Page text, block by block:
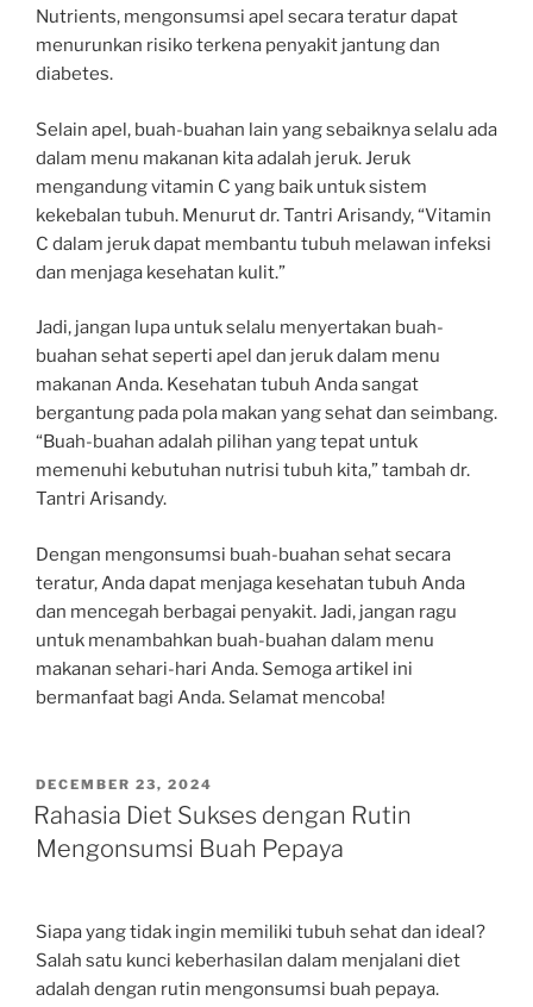
Nutrients, mengonsumsi apel secara teratur dapat
menurunkan risiko terkena penyakit jantung dan
diabetes.
Selain apel, buah-buahan lain yang sebaiknya selalu ada
dalam menu makanan kita adalah jeruk. Jeruk
mengandung vitamin C yang baik untuk sistem
kekebalan tubuh. Menurut dr. Tantri Arisandy, “Vitamin
C dalam jeruk dapat membantu tubuh melawan infeksi
dan menjaga kesehatan kulit.”
Jadi, jangan lupa untuk selalu menyertakan buah-
buahan sehat seperti apel dan jeruk dalam menu
makanan Anda. Kesehatan tubuh Anda sangat
bergantung pada pola makan yang sehat dan seimbang.
“Buah-buahan adalah pilihan yang tepat untuk
memenuhi kebutuhan nutrisi tubuh kita,” tambah dr.
Tantri Arisandy.
Dengan mengonsumsi buah-buahan sehat secara
teratur, Anda dapat menjaga kesehatan tubuh Anda
dan mencegah berbagai penyakit. Jadi, jangan ragu
untuk menambahkan buah-buahan dalam menu
makanan sehari-hari Anda. Semoga artikel ini
bermanfaat bagi Anda. Selamat mencoba!
POSTED
ON
DECEMBER 23, 2024
Rahasia Diet Sukses dengan Rutin
Mengonsumsi Buah Pepaya
Siapa yang tidak ingin memiliki tubuh sehat dan ideal?
Salah satu kunci keberhasilan dalam menjalani diet
adalah dengan rutin mengonsumsi buah pepaya.